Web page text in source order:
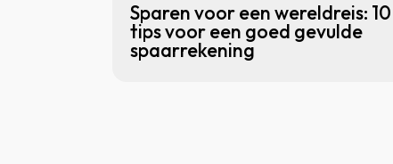
Sparen voor een wereldreis: 10
tips voor een goed gevulde
spaarrekening